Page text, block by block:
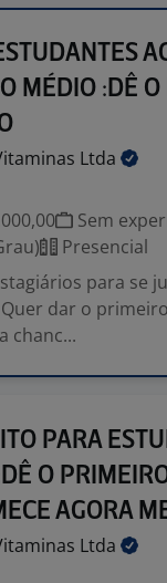
MÉDIO :DÊ
Ltda
Sem
Presencial
para se
dar o
chanc...
PARA
O
AGORA
Ltda